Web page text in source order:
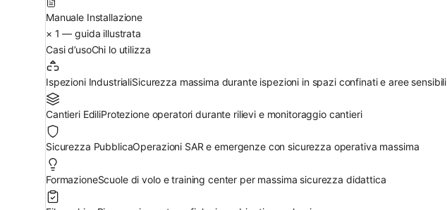
Manuale Installazione
× 1 — guida illustrata
Casi d’usoChi lo utilizza
Ispezioni IndustrialiSicurezza massima durante ispezioni in spazi confinati e aree sensibili
Cantieri EdiliProtezione operatori durante rilievi e monitoraggio cantieri
Sicurezza PubblicaOperazioni SAR e emergenze con sicurezza operativa massima
FormazioneScuole di volo e training center per massima sicurezza didattica